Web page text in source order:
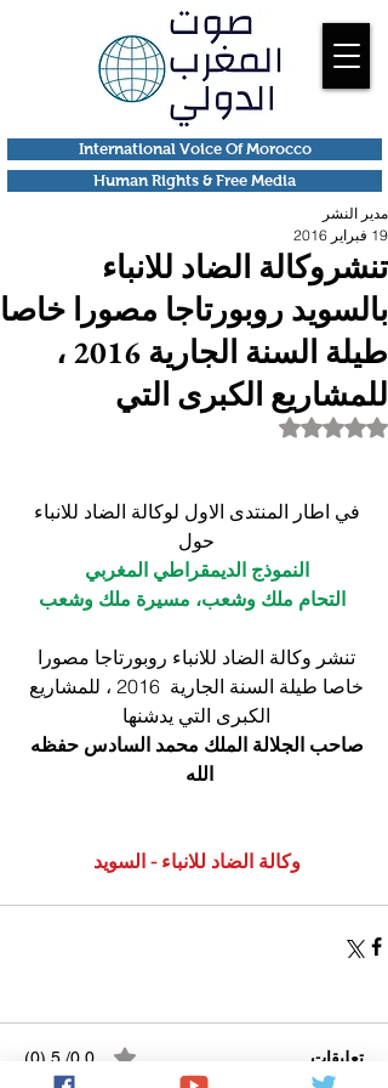
Human Rights & Free Media
International Voice Of Morocco
تنشروكالة الضاد للانباء
بالسويد روبورتاجا مصورا خاصا
طيلة السنة الجارية 2016 ،
للمشاريع الكبرى التي
مدير النشر
19 فبراير 2016
تم التقييم بـ ليس رقمًا من أصل 5 نجوم.
في اطار المنتدى الاول لوكالة الضاد للانباء
حول
النموذج الديمقراطي المغربي
التحام ملك وشعب، مسيرة ملك وشعب
تنشر وكالة الضاد للانباء روبورتاجا مصورا
خاصا طيلة السنة الجارية  2016 ، للمشاريع
الكبرى التي يدشنها
صاحب الجلالة الملك محمد السادس حفظه
الله
وكالة الضاد للانباء - السويد
تعليقات 0.0/ 5 (0)